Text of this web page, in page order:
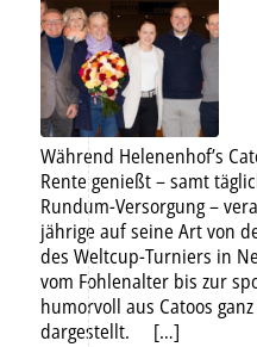
Während Helenenhof’s
Rente genießt – samt
Rundum-Versorgung –
jährige auf seine Art von
des Weltcup-Turniers in
vom Fohlenalter bis zur
humorvoll aus Catoos
dargestellt. […]